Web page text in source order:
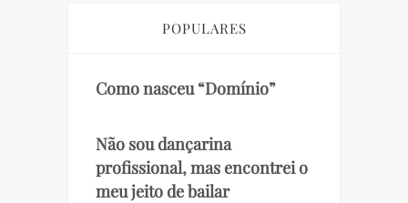
POPULARES
Como nasceu “Domínio”
Não sou dançarina
profissional, mas encontrei o
meu jeito de bailar